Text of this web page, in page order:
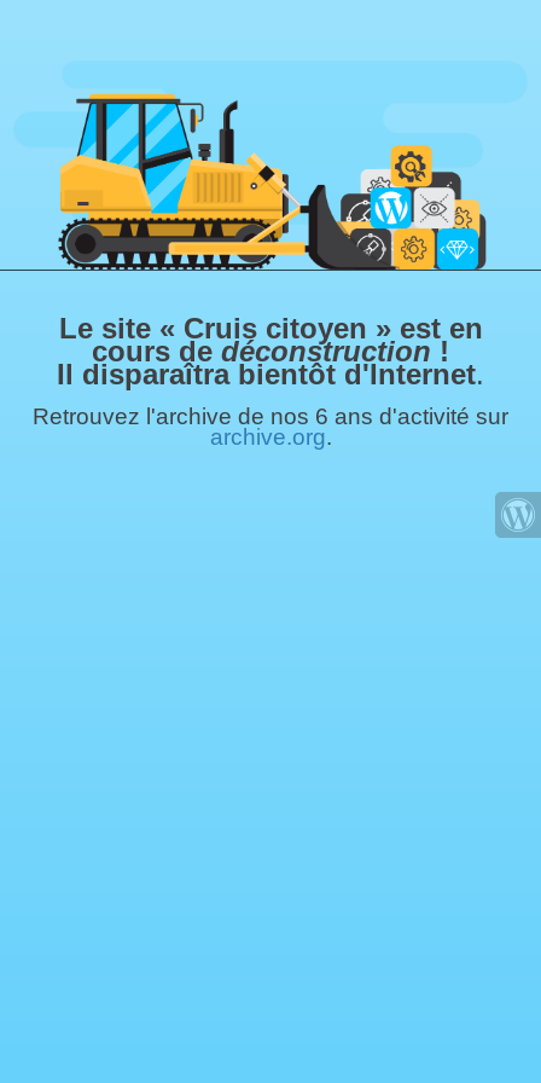
Le site « Cruis citoyen » est en
cours de déconstruction !
Il disparaîtra bientôt d'Internet.
Retrouvez l'archive de nos 6 ans d'activité sur
archive.org.